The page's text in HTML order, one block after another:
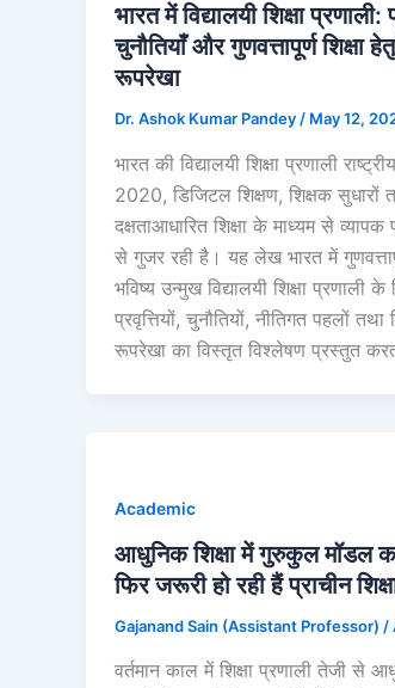
भारत में विद्यालयी शिक्षा प्रणाली:
चुनौतियाँ और गुणवत्तापूर्ण शिक्षा
रूपरेखा
Dr. Ashok Kumar Pandey / May 12,
भारत की विद्यालयी शिक्षा प्रणाली
2020, डिजिटल शिक्षण, शिक्षक सुधारों
दक्षताआधारित शिक्षा के माध्यम से व्यापक
से गुजर रही है। यह लेख भारत में
भविष्य उन्मुख विद्यालयी शिक्षा प्रणाली के
प्रवृत्तियों, चुनौतियों, नीतिगत पहलों
रूपरेखा का विस्तृत विश्लेषण प्रस्तुत
Academic
आधुनिक शिक्षा में गुरुकुल मॉडल
फिर जरूरी हो रही हैं प्राचीन
Gajanand Sain (Assistant Professor) /
वर्तमान काल में शिक्षा प्रणाली तेजी से